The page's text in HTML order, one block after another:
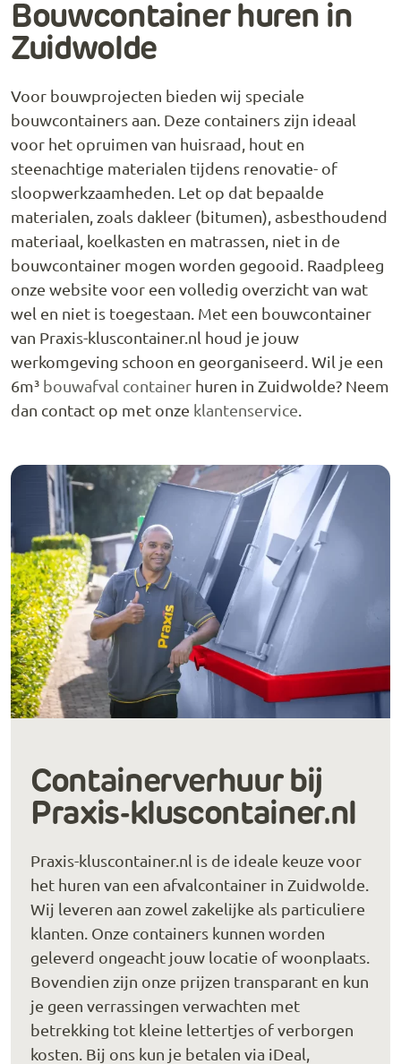
Bouwcontainer huren in
Zuidwolde
Voor bouwprojecten bieden wij speciale
bouwcontainers aan. Deze containers zijn ideaal
voor het opruimen van huisraad, hout en
steenachtige materialen tijdens renovatie- of
sloopwerkzaamheden. Let op dat bepaalde
materialen, zoals dakleer (bitumen), asbesthoudend
materiaal, koelkasten en matrassen, niet in de
bouwcontainer mogen worden gegooid. Raadpleeg
onze website voor een volledig overzicht van wat
wel en niet is toegestaan. Met een bouwcontainer
van Praxis-kluscontainer.nl houd je jouw
werkomgeving schoon en georganiseerd. Wil je een
6m³ bouwafval container huren in Zuidwolde? Neem
dan contact op met onze klantenservice
Containerverhuur bij
Praxis-kluscontainer.nl
Praxis-kluscontainer.nl is de ideale keuze voor
het huren van een afvalcontainer in Zuidwolde.
Wij leveren aan zowel zakelijke als particuliere
klanten. Onze containers kunnen worden
geleverd ongeacht jouw locatie of woonplaats.
Bovendien zijn onze prijzen transparant en kun
je geen verrassingen verwachten met
betrekking tot kleine lettertjes of verborgen
kosten. Bij ons kun je betalen via iDeal,